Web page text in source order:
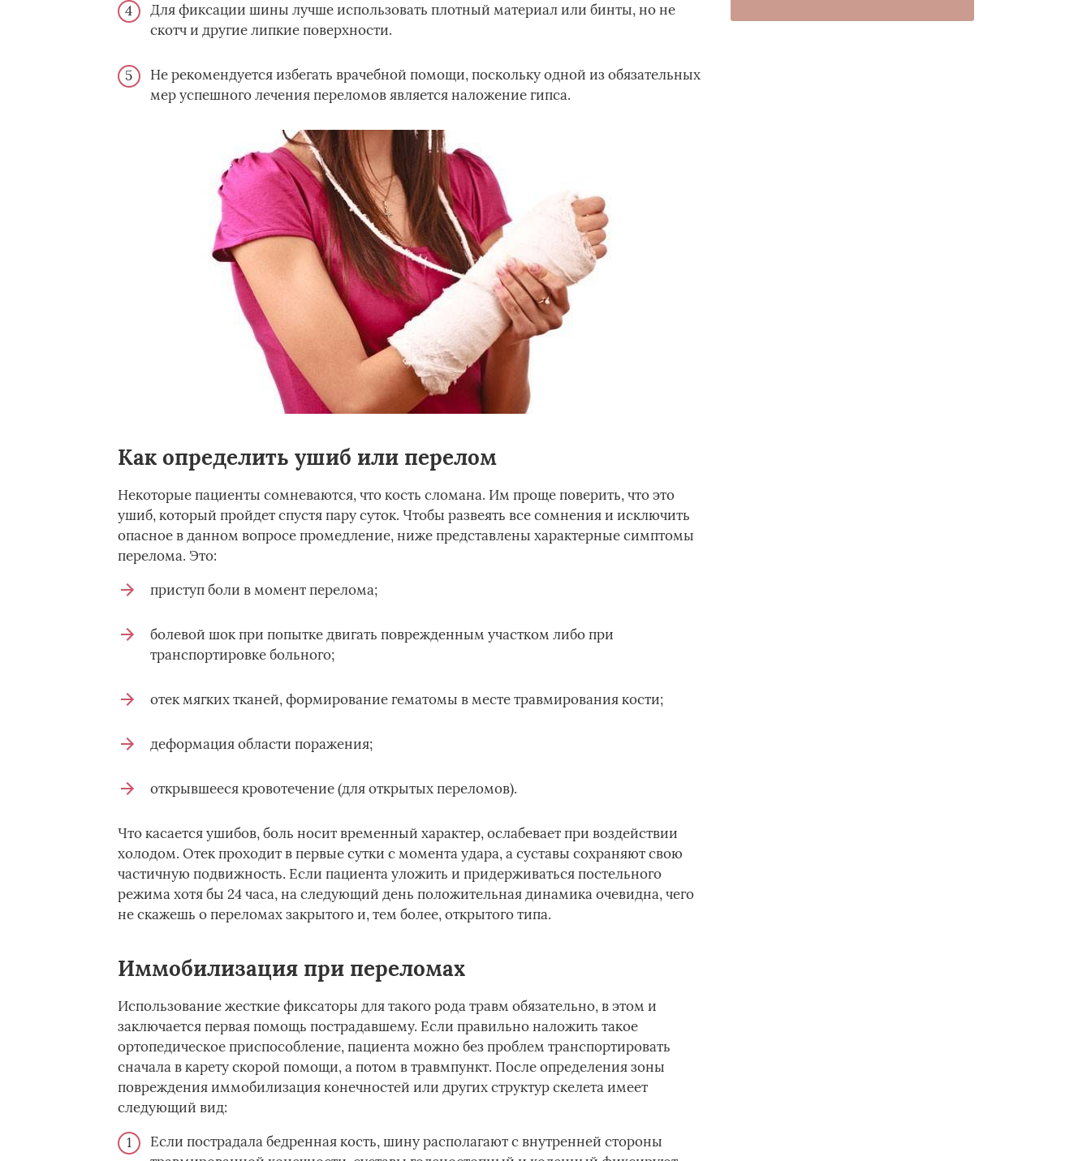
Для фиксации шины лучше использовать плотный материал или бинты, но не
скотч и другие липкие поверхности.
Не рекомендуется избегать врачебной помощи, поскольку одной из обязательных
мер успешного лечения переломов является наложение гипса.
Как определить ушиб или перелом
Некоторые пациенты сомневаются, что кость сломана. Им проще поверить, что это
ушиб, который пройдет спустя пару суток. Чтобы развеять все сомнения и исключить
опасное в данном вопросе промедление, ниже представлены характерные симптомы
перелома. Это:
приступ боли в момент перелома;
болевой шок при попытке двигать поврежденным участком либо при
транспортировке больного;
отек мягких тканей, формирование гематомы в месте травмирования кости;
деформация области поражения;
открывшееся кровотечение (для открытых переломов).
Что касается ушибов, боль носит временный характер, ослабевает при воздействии
холодом. Отек проходит в первые сутки с момента удара, а суставы сохраняют свою
частичную подвижность. Если пациента уложить и придерживаться постельного
режима хотя бы 24 часа, на следующий день положительная динамика очевидна, чего
не скажешь о переломах закрытого и, тем более, открытого типа.
Иммобилизация при переломах
Использование жесткие фиксаторы для такого рода травм обязательно, в этом и
заключается первая помощь пострадавшему. Если правильно наложить такое
ортопедическое приспособление, пациента можно без проблем транспортировать
сначала в карету скорой помощи, а потом в травмпункт. После определения зоны
повреждения иммобилизация конечностей или других структур скелета имеет
следующий вид:
Если пострадала бедренная кость, шину располагают с внутренней стороны